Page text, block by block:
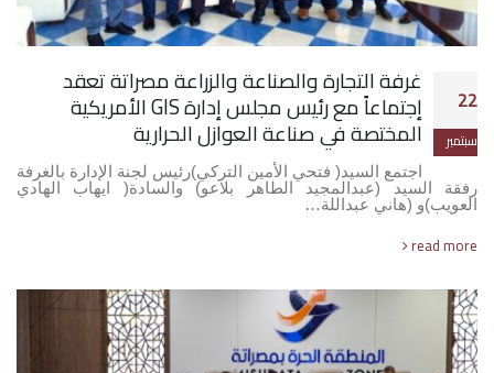
22
سبتمبر
غرفة التجارة والصناعة والزراعة مصراتة تعقد
إجتماعاً مع رئيس مجلس إدارة GIS الأمريكية
المختصة في صناعة العوازل الحرارية
اجتمع السيد( فتحي الأمين التركي)رئيس لجنة الإدارة بالغرفة
رفقة السيد (عبدالمجيد الطاهر بلاعو) والسادة( ايهاب الهادي
العويب)و (هاني عبداللة…
read more